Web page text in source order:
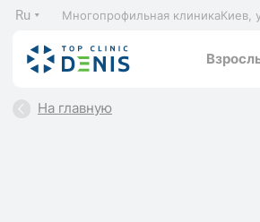
Ru Многопрофильная клиникаКиев,
На главную